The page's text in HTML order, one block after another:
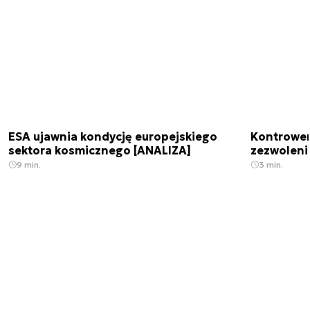
ESA ujawnia kondycję europejskiego
sektora kosmicznego [ANALIZA]
9 min. 3 min.